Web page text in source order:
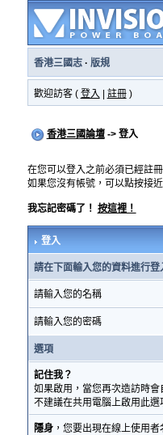
香港三國志· 版規
歡迎訪客 ( 登入 註冊)
香港三國論壇-> 登入
在您可以登入之前必須已經註
如果您沒有帳號，可以點按接
我忘記密碼了！ 按這裡！
登入
請在下面輸入您的資料進行登
請輸入您的名稱
請輸入您的密碼
選項
記住我？
如果啟用，當您再次造訪時會
不建議在共用電腦上啟用此選
隱身，您要出現在線上使用者